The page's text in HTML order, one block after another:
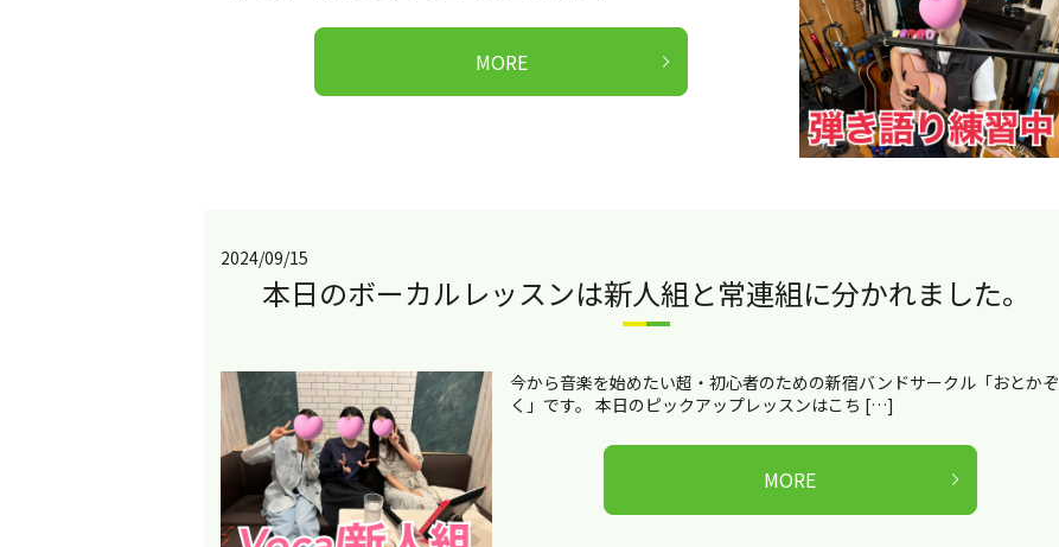
MORE
2024/09/15
本日のボーカルレッスンは新人組と常連組に分かれました。
今から音楽を始めたい超・初心者のための新宿バンドサークル「おとかぞ
く」です。 本日のピックアップレッスンはこち […]
MORE